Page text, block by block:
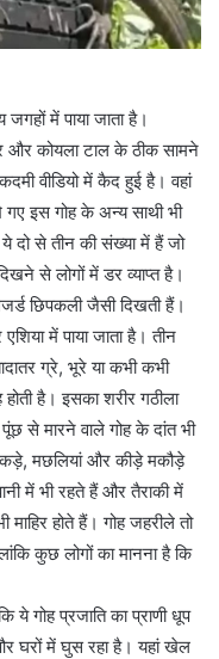
में पाया जाता है।
और कोयला टाल के ठीक सामने
वीडियो में कैद हुई है। वहां
इस गोह के अन्य साथी भी
दो से तीन की संख्या में हैं जो
से लोगों में डर व्याप्त है।
छिपकली जैसी दिखती हैं।
में पाया जाता है। तीन
ग्रे, भूरे या कभी कभी
है। इसका शरीर गठीला
से मारने वाले गोह के दांत भी
मछलियां और कीड़े मकौड़े
में भी रहते हैं और तैराकी में
होते हैं। गोह जहरीले तो
कुछ लोगों का मानना है कि
ये गोह प्रजाति का प्राणी धूप
घरों में घुस रहा है। यहां खेल